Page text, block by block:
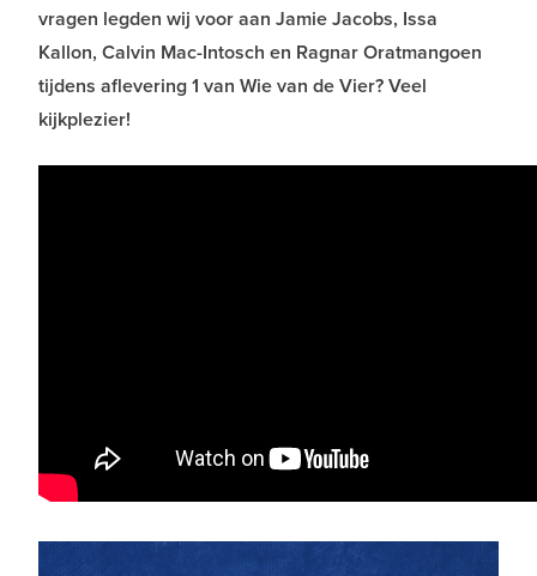
vragen legden wij voor aan Jamie Jacobs, Issa
Kallon, Calvin Mac-Intosch en Ragnar Oratmangoen
tijdens aflevering 1 van Wie van de Vier? Veel
kijkplezier!